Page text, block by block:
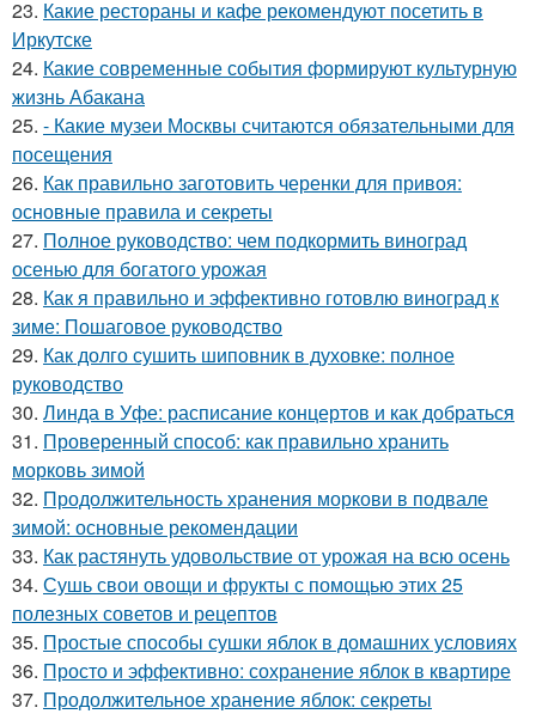
23. Какие рестораны и кафе рекомендуют посетить в
Иркутске
24. Какие современные события формируют культурную
жизнь Абакана
25. - Какие музеи Москвы считаются обязательными для
посещения
26. Как правильно заготовить черенки для привоя:
основные правила и секреты
27. Полное руководство: чем подкормить виноград
осенью для богатого урожая
28. Как я правильно и эффективно готовлю виноград к
зиме: Пошаговое руководство
29. Как долго сушить шиповник в духовке: полное
руководство
30. Линда в Уфе: расписание концертов и как добраться
31. Проверенный способ: как правильно хранить
морковь зимой
32. Продолжительность хранения моркови в подвале
зимой: основные рекомендации
33. Как растянуть удовольствие от урожая на всю осень
34. Сушь свои овощи и фрукты с помощью этих 25
полезных советов и рецептов
35. Простые способы сушки яблок в домашних условиях
36. Просто и эффективно: сохранение яблок в квартире
37. Продолжительное хранение яблок: секреты